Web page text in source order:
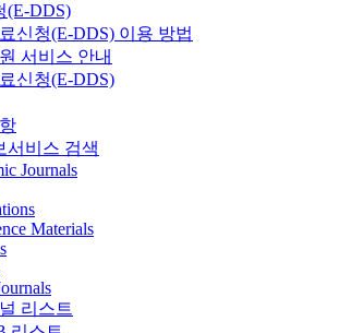
(E-DDS)
신청(E-DDS) 이용 방법
서비스 안내
신청(E-DDS)
서비스 검색
Journals
Materials
리스트